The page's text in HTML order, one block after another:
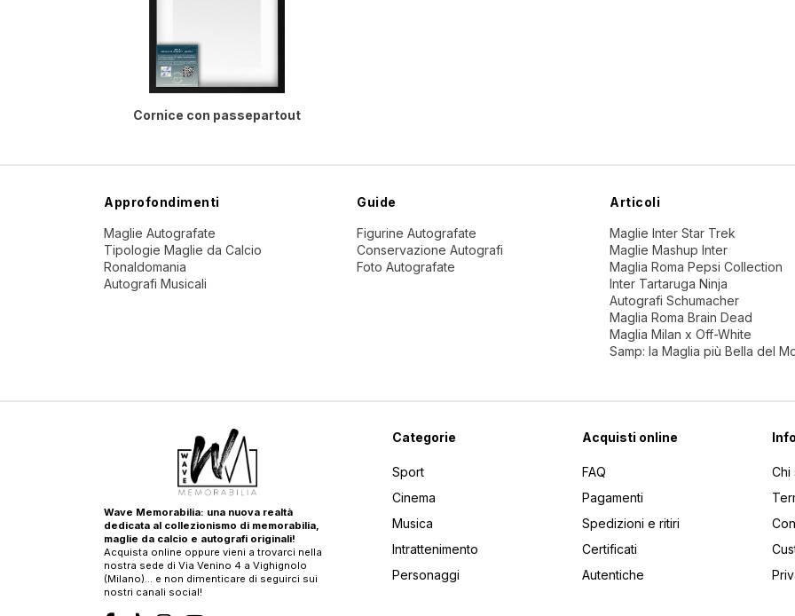
Cornice con passepartout
Approfondimenti
Maglie Autografate
Tipologie Maglie da Calcio
Ronaldomania
Autografi Musicali
Guide
Figurine Autografate
Conservazione Autografi
Foto Autografate
Articoli
Maglie Inter Star Trek
Maglie Mashup Inter
Maglia Roma Pepsi Collection
Inter Tartaruga Ninja
Autografi Schumacher
Maglia Roma Brain Dead
Maglia Milan x Off-White
Samp: la Maglia più Bella del
Wave Memorabilia: una nuova realtà
dedicata al collezionismo di memorabilia,
maglie da calcio e autografi originali!
Acquista online oppure vieni a trovarci nella
nostra sede di Via Venino 4 a Vighignolo
(Milano)… e non dimenticare di seguirci sui
nostri canali social!
Categorie
Sport
Cinema
Musica
Intrattenimento
Personaggi
Acquisti online
FAQ
Pagamenti
Spedizioni e ritiri
Certificati
Autentiche
Chi